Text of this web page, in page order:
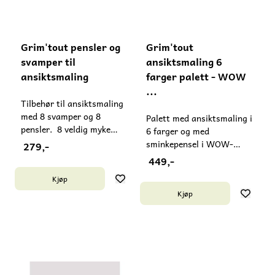
Grim'tout pensler og
svamper til
ansiktsmaling
Tilbehør til ansiktsmaling
med 8 svamper og 8
pensler. 8 veldig myke
svamper og 8 pensler med
forskjellige tupper er
inkludert. Svampene
brukes til å lage
heldekkende farger,
279,-
Kjøp
Grim'tout
ansiktsmaling 6
farger palett - WOW
...
Palett med ansiktsmaling i
6 farger og med
sminkepensel i WOW-
utgaven fra Nature by
Grim'tout. Kan enkelt
vaskes av ansikt og klær
med lunkent vann og litt
såpe. Utviklet for sensitiv
449,-
Kjøp